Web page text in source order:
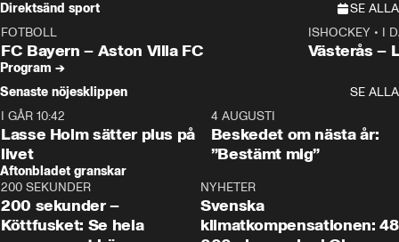
Direktsänd sport
SE ALLA
Plus
FOTBOLL
FC Bayern – Aston Villa FC
Plus
ISHOCKEY• I
Västerås –
Program →
Senaste nöjesklippen
SE ALLA
I GÅR 10:42
Lasse Holm sätter plus på
livet
4 AUGUSTI
Beskedet om nästa år:
”Bestämt mig”
Aftonbladet granskar
200 SEKUNDER
200 sekunder –
Köttfusket: Se hela
NYHETER
Svenska
klimatkompensationen: 48